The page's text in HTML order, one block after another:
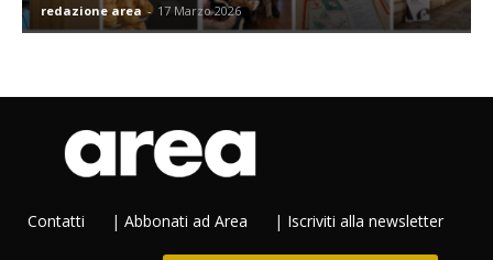
redazione area - 17 Marzo 2026
Contatti | Abbonati ad Area | Iscriviti alla newsletter